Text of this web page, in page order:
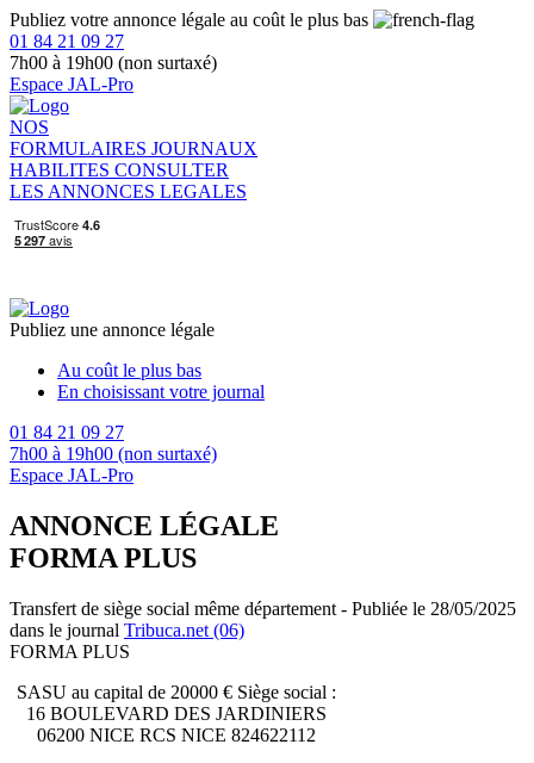
Publiez votre annonce légale au coût le plus bas
01 84 21 09 27
7h00 à 19h00 (non surtaxé)
Espace JAL-Pro
NOS
FORMULAIRES JOURNAUX
HABILITES CONSULTER
LES ANNONCES LEGALES
Publiez une annonce légale
Au coût le plus bas
En choisissant votre journal
01 84 21 09 27
7h00 à 19h00 (non surtaxé)
Espace JAL-Pro
ANNONCE LÉGALE
FORMA PLUS
Transfert de siège social même département - Publiée le 28/05/2025
dans le journal Tribuca.net (06)
FORMA PLUS
SASU au capital de 20000 € Siège social :
16 BOULEVARD DES JARDINIERS
06200 NICE RCS NICE 824622112